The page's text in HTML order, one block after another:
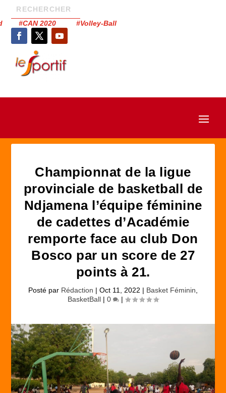
#CAN 2020 #Volley-Ball
Championnat de la ligue
provinciale de basketball de
Ndjamena l’équipe féminine
de cadettes d’Académie
remporte face au club Don
Bosco par un score de 27
points à 21.
Posté par Rédaction | Oct 11, 2022 | Basket Féminin
BasketBall | 0 |